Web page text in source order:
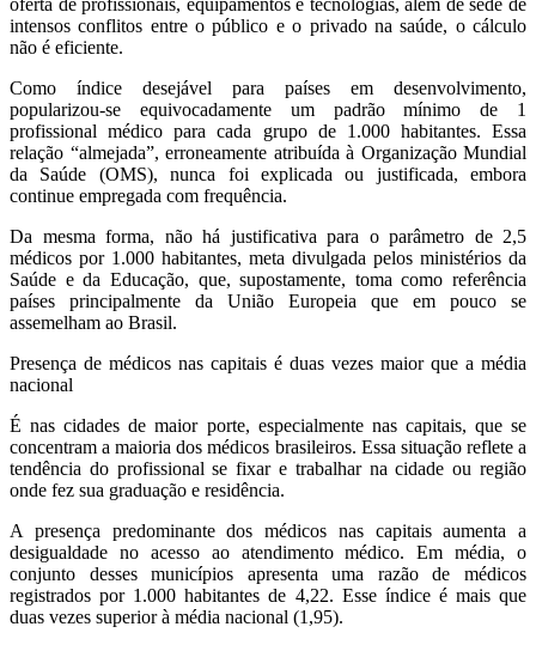
intensos conflitos entre o público e o privado na saúde, o cálculo
não é eficiente.
Como índice desejável para países em desenvolvimento,
popularizou-se equivocadamente um padrão mínimo de 1
profissional médico para cada grupo de 1.000 habitantes. Essa
relação “almejada”, erroneamente atribuída à Organização Mundial
da Saúde (OMS), nunca foi explicada ou justificada, embora
continue empregada com frequência.
Da mesma forma, não há justificativa para o parâmetro de 2,5
médicos por 1.000 habitantes, meta divulgada pelos ministérios da
Saúde e da Educação, que, supostamente, toma como referência
países principalmente da União Europeia que em pouco se
assemelham ao Brasil.
Presença de médicos nas capitais é duas vezes maior que a média
nacional
É nas cidades de maior porte, especialmente nas capitais, que se
concentram a maioria dos médicos brasileiros. Essa situação reflete a
tendência do profissional se fixar e trabalhar na cidade ou região
onde fez sua graduação e residência.
A presença predominante dos médicos nas capitais aumenta a
desigualdade no acesso ao atendimento médico. Em média, o
conjunto desses municípios apresenta uma razão de médicos
registrados por 1.000 habitantes de 4,22. Esse índice é mais que
duas vezes superior à média nacional (1,95).